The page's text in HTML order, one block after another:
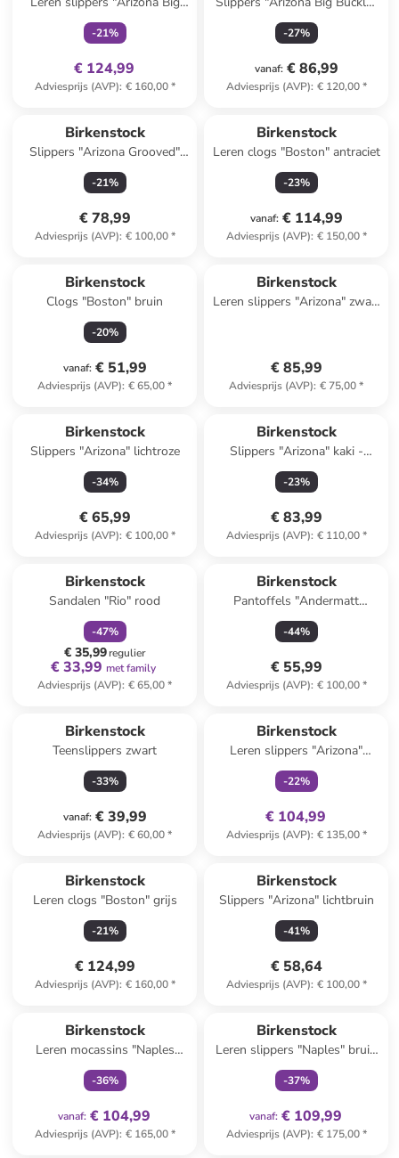
Buckle" beige
-21%
€ 124,99
Adviesprijs (AVP): € 160,00*
lichtroze
-27%
vanaf: € 86,99
Adviesprijs (AVP): € 120,00*
Birkenstock
Slippers "Arizona Grooved"
zwart - wijdte S
-21%
€ 78,99
Adviesprijs (AVP): € 100,00*
Birkenstock
Leren clogs "Boston" antraciet
-23%
vanaf: € 114,99
Adviesprijs (AVP): € 150,00*
Birkenstock
Clogs "Boston" bruin
-20%
vanaf: € 51,99
Adviesprijs (AVP): € 65,00*
Birkenstock
Leren slippers "Arizona" zwart
€ 85,99
Adviesprijs (AVP): € 75,00*
Birkenstock
Slippers "Arizona" lichtroze
-34%
€ 65,99
Adviesprijs (AVP): € 100,00*
Birkenstock
Slippers "Arizona" kaki -
wijdte S
-23%
€ 83,99
Adviesprijs (AVP): € 110,00*
Birkenstock
Sandalen "Rio" rood
-47%
€ 35,99regulier
€ 33,99 met family
Adviesprijs (AVP): € 65,00*
Birkenstock
Pantoffels "Andermatt
Standard" grijs
-44%
€ 55,99
Adviesprijs (AVP): € 100,00*
Birkenstock
Teenslippers zwart
-33%
vanaf: € 39,99
Adviesprijs (AVP): € 60,00*
Birkenstock
Leren slippers "Arizona"
lichtroze
-22%
€ 104,99
Adviesprijs (AVP): € 135,00*
Birkenstock
Leren clogs "Boston" grijs
-21%
€ 124,99
Adviesprijs (AVP): € 160,00*
Birkenstock
Slippers "Arizona" lichtbruin
-41%
€ 58,64
Adviesprijs (AVP): € 100,00*
Birkenstock
Leren mocassins "Naples
Wrapped" lichtroze
-36%
vanaf: € 104,99
Adviesprijs (AVP): € 165,00*
Birkenstock
Leren slippers "Naples" bruin
- wijdte S
-37%
vanaf: € 109,99
Adviesprijs (AVP): € 175,00*